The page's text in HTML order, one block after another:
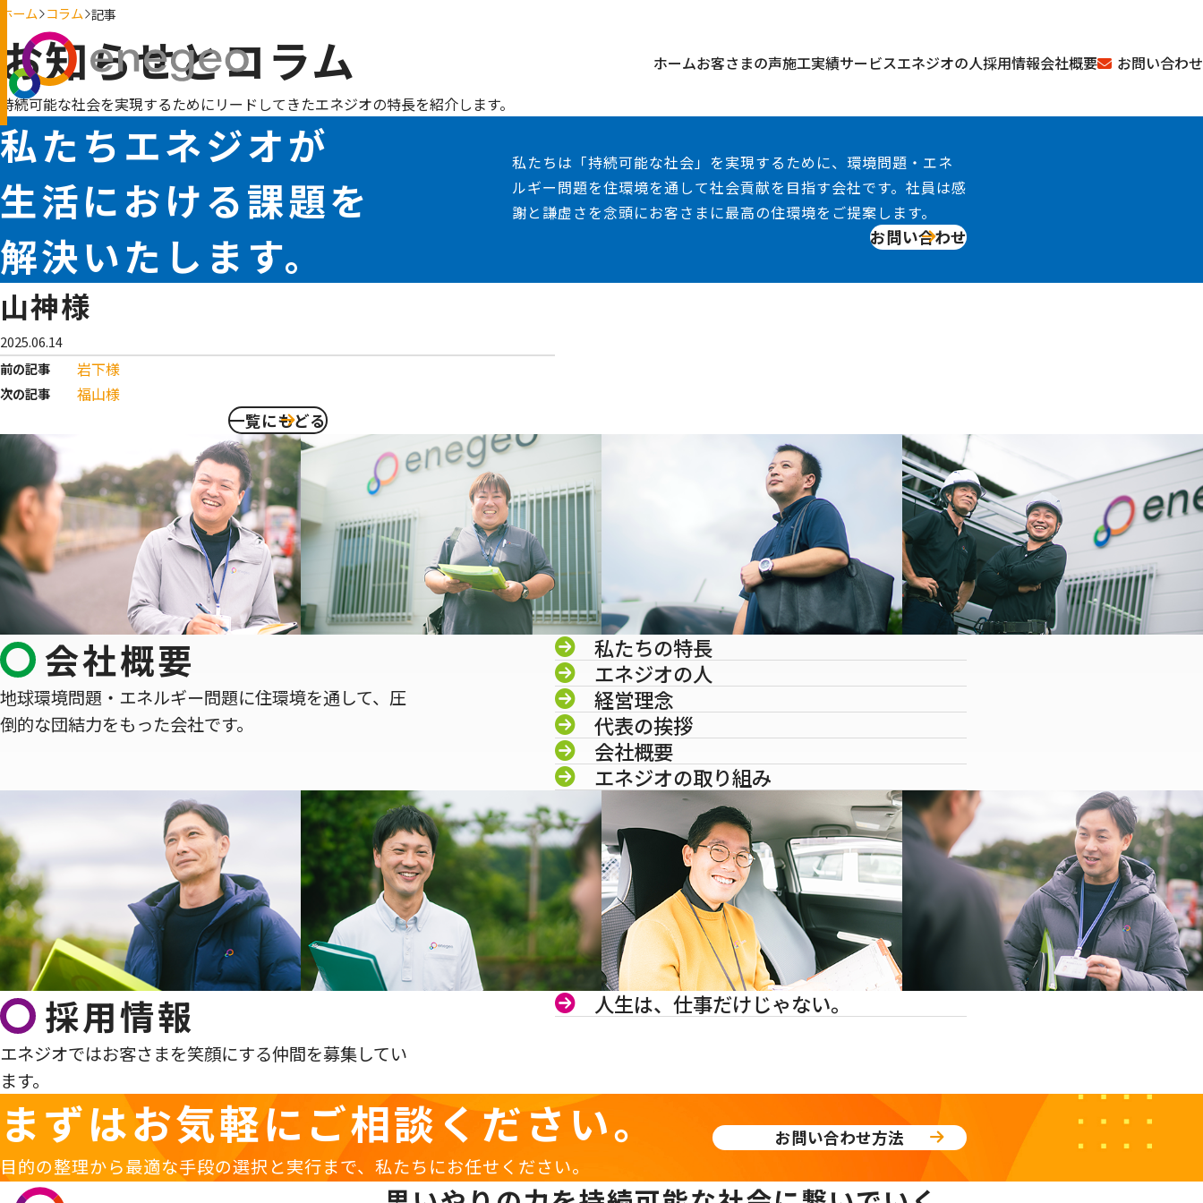
ホームお客さまの声施工実績サービスエネジオの人採用情報会社概要 お問い合わせ
ホーム コラム 記事
お知らせとコラム
持続可能な社会を実現するためにリードしてきたエネジオの特長を紹介します。
私たちエネジオが
生活における課題を
解決いたします。
私たちは「持続可能な社会」を実現するために、環境問題・エネ
ルギー問題を住環境を通して社会貢献を目指す会社です。社員は感
謝と謙虚さを念頭にお客さまに最高の住環境をご提案します。
お問い合わせ
山神様
2025.06.14
前の記事
岩下様
次の記事 福山様
一覧にもどる
会社概要
地球環境問題・エネルギー問題に住環境を通して、圧
倒的な団結力をもった会社です。
私たちの特長
エネジオの人
経営理念
代表の挨拶
会社概要
エネジオの取り組み
採用情報
エネジオではお客さまを笑顔にする仲間を募集してい
ます。
人生は、仕事だけじゃない。
まずはお気軽に ご相談ください。
目的の整理から最適な手段の選択と実行まで、私たちにお任せください。
お問い合わせ方法